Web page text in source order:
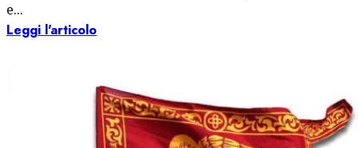
e...
Leggi l'articolo